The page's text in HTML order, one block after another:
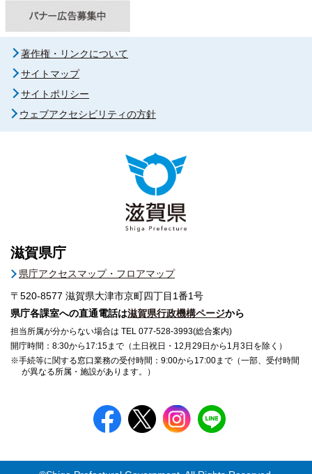
著作権・リンクについて
サイトマップ
サイトポリシー
ウェブアクセシビリティの方針
滋賀県庁
県庁アクセスマップ・フロアマップ
〒520-8577 滋賀県大津市京町四丁目1番1号
県庁各課室への直通電話は滋賀県行政機構ページから
担当所属が分からない場合は TEL 077-528-3993(総合案内)
開庁時間：8:30から17:15まで（土日祝日・12月29日から1月3日を除く）
※手続等に関する窓口業務の受付時間：9:00から17:00まで（一部、受付時間
が異なる所属・施設があります。）